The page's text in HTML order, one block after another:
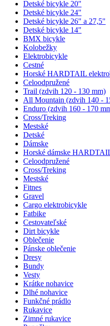
Detské bicykle 20"
Detské bicykle 24"
Detské bicykle 26" a 27,5"
Detské bicykle 14"
BMX bicykle
Kolobežky
Elektrobicykle
Cestné
Horské HARDTAIL
Celoodpružené
Trail (zdvih 120 - 130 mm)
All Mountain (zdvih 140 -
Enduro (zdvih 160 - 170
Cross/Treking
Mestské
Detské
Dámske
Horské dámske
Celoodpružené
Cross/Treking
Mestské
Fitnes
Gravel
Cargo elektrobicykle
Fatbike
Cestovateľské
Dirt bicykle
Oblečenie
Pánske oblečenie
Dresy
Bundy
Vesty
Krátke nohavice
Dlhé nohavice
Funkčné prádlo
Rukavice
Zimné rukavice